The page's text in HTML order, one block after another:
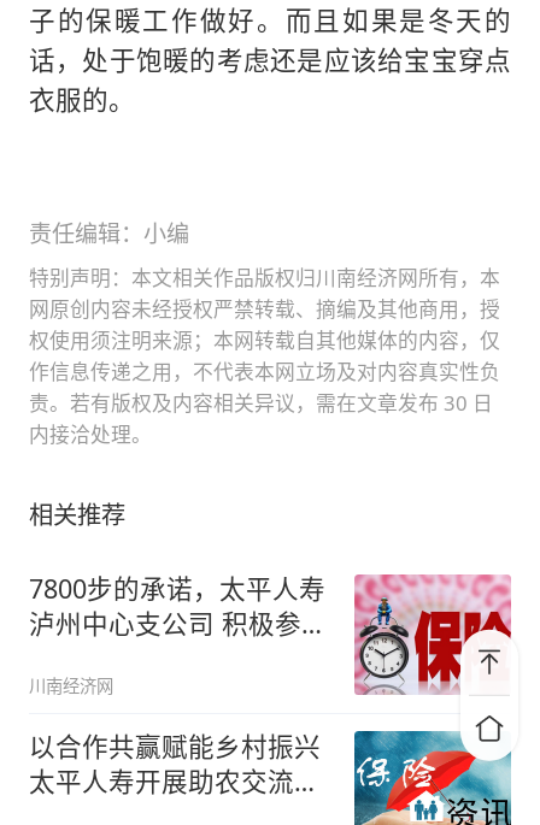
子的保暖工作做好。而且如果是冬天的
话，处于饱暖的考虑还是应该给宝宝穿点
衣服的。
责任编辑：小编
特别声明：本文相关作品版权归川南经济网所有，本
网原创内容未经授权严禁转载、摘编及其他商用，授
权使用须注明来源；本网转载自其他媒体的内容，仅
作信息传递之用，不代表本网立场及对内容真实性负
责。若有版权及内容相关异议，需在文章发布 30 日
内接洽处理。
相关推荐
7800步的承诺，太平人寿
泸州中心支公司 积极参与
川南经济网
以合作共赢赋能乡村振兴
太平人寿开展助农交流活